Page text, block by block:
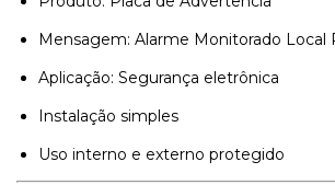
Mensagem: Alarme Monitorado Local
Aplicação: Segurança eletrônica
Instalação simples
Uso interno e externo protegido